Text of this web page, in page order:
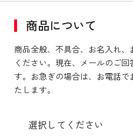
商品について
商品全般、不具合、お名入れ
ください。現在、メールのご
す。お急ぎの場合は、お電話
たします。